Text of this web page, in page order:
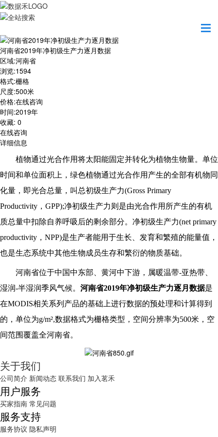
河南省2019年净初级生产力逐月数据
区域:河南省
浏览:1594
格式:栅格
尺度:500米
价格:在线咨询
时间:2019年
收藏: 0
在线咨询
详细信息
植物通过光合作用将太阳能固定并转化为植物生物量。单位
时间和单位面积上，绿色植物通过光合作用产生的全部有机物同
化量，即光合总量，叫总初级生产力(Gross Primary
Productivity，GPP);净初级生产力则是由光合作用所产生的有机
质总量中扣除自养呼吸后的剩余部分。净初级生产力(net primary
productivity，NPP)是生产者能用于生长、发育和繁殖的能量值，
也是生态系统中其他生物成员生存和繁衍的物质基础。
河南省位于中国中东部、黄河中下游，属暖温带-亚热带、
湿润-半湿润季风气候。 河南省2019年净初级生产力逐月数据是
在MODIS相关系列产品的基础上进行数据的预处理和计算得到
的，单位为g/m²,数据格式为栅格类型，空间分辨率为500米，空
间范围覆盖全河南省。
关于我们
公司简介 新闻动态 联系我们 加入茗禾
用户服务
买家指南 常见问题
服务支持
服务协议 隐私声明